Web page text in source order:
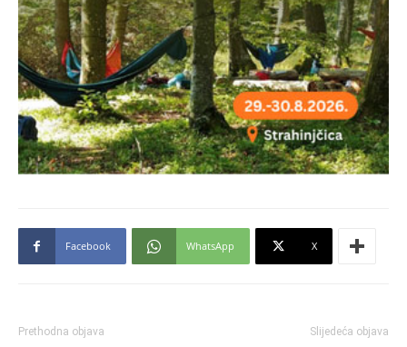
Facebook WhatsApp X
Prethodna objava Slijedeća objava